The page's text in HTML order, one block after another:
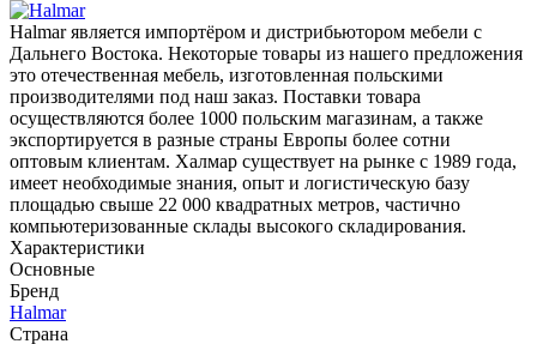
Halmar является импортёром и дистрибьютором мебели с
Дальнего Востока. Некоторые товары из нашего предложения
это отечественная мебель, изготовленная польскими
производителями под наш заказ. Поставки товара
осуществляются более 1000 польским магазинам, а также
экспортируется в разные страны Европы более сотни
оптовым клиентам. Халмар существует на рынке с 1989 года,
имеет необходимые знания, опыт и логистическую базу
площадью свыше 22 000 квадратных метров, частично
компьютеризованные склады высокого складирования.
Характеристики
Основные
Бренд
Halmar
Страна